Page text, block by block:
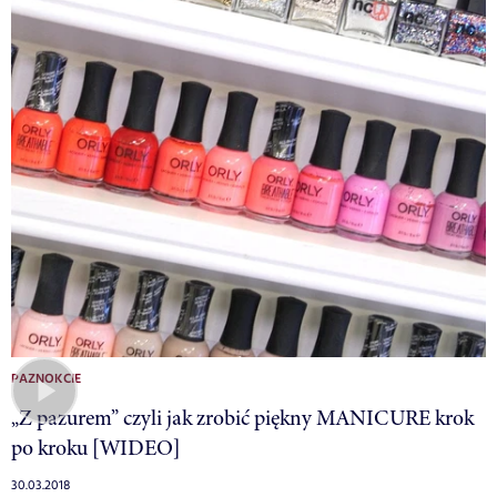
PAZNOKCIE
„Z pazurem” czyli jak zrobić piękny MANICURE krok
po kroku [WIDEO]
30.03.2018